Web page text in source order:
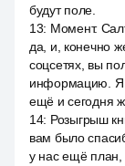
будут поле.
13: Момент.
да, и, конечно
соцсетях, вы
информацию. Я
ещё и сегодня
14: Розыгрыш
вам было
у нас ещё план,